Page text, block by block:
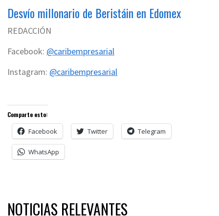
Desvío millonario de Beristáin en Edomex
REDACCIÓN
Facebook: @caribempresarial
Instagram: @caribempresarial
Comparte esto:
Facebook Twitter Telegram
WhatsApp
NOTICIAS RELEVANTES